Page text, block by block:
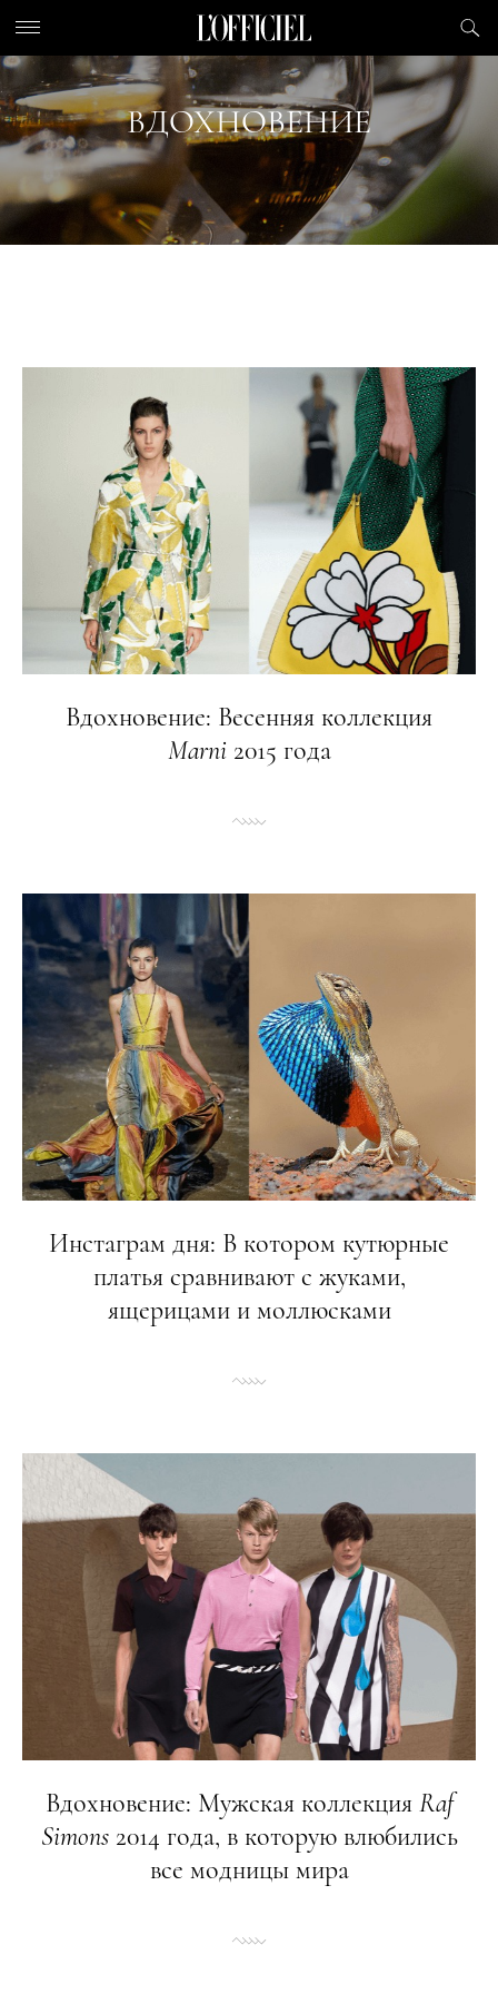
ВДОХНОВЕНИЕ
Вдохновение: Весенняя коллекция
Marni2015 года
Инстаграм дня: В котором кутюрные
платья сравнивают с жуками,
ящерицами и моллюсками
Вдохновение: Мужская коллекция Raf
Simons2014 года, в которую влюбились
все модницы мира